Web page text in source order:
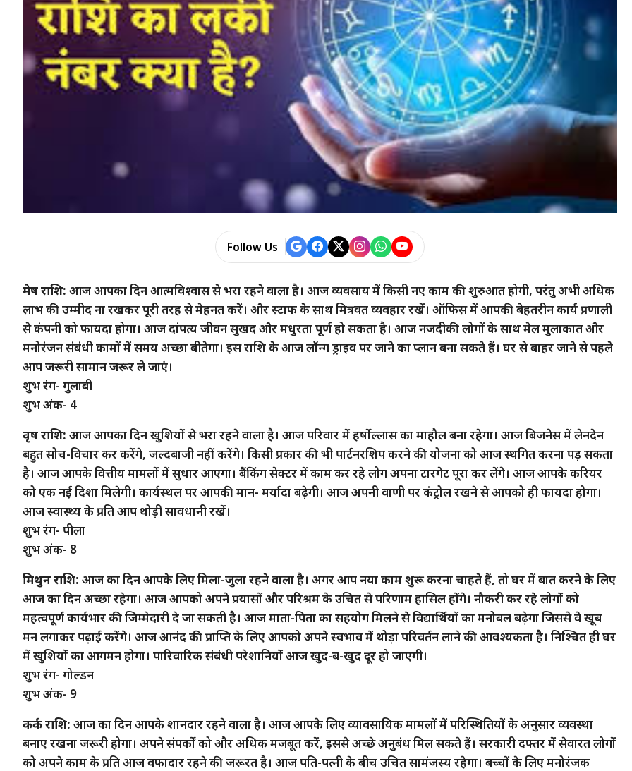
Follow Us
मेष राशि: आज आपका दिन आत्मविश्वास से भरा रहने वाला है। आज व्यवसाय में किसी नए काम की शुरुआत होगी, परंतु अभी अधिक
लाभ की उम्मीद ना रखकर पूरी तरह से मेहनत करें। और स्टाफ के साथ मित्रवत व्यवहार रखें। ऑफिस में आपकी बेहतरीन कार्य प्रणाली
से कंपनी को फायदा होगा। आज दांपत्य जीवन सुखद और मधुरता पूर्ण हो सकता है। आज नजदीकी लोगों के साथ मेल मुलाकात और
मनोरंजन संबंधी कामों में समय अच्छा बीतेगा। इस राशि के आज लॉन्ग ड्राइव पर जाने का प्लान बना सकते हैं। घर से बाहर जाने से पहले
आप जरूरी सामान जरूर ले जाएं।
शुभ रंग- गुलाबी
शुभ अंक- 4
वृष राशि: आज आपका दिन खुशियों से भरा रहने वाला है। आज परिवार में हर्षोल्लास का माहौल बना रहेगा। आज बिजनेस में लेनदेन
बहुत सोच-विचार कर करेंगे, जल्दबाजी नहीं करेंगे। किसी प्रकार की भी पार्टनरशिप करने की योजना को आज स्थगित करना पड़ सकता
है। आज आपके वित्तीय मामलों में सुधार आएगा। बैंकिंग सेक्टर में काम कर रहे लोग अपना टारगेट पूरा कर लेंगे। आज आपके करियर
को एक नई दिशा मिलेगी। कार्यस्थल पर आपकी मान- मर्यादा बढ़ेगी। आज अपनी वाणी पर कंट्रोल रखने से आपको ही फायदा होगा।
आज स्वास्थ्य के प्रति आप थोड़ी सावधानी रखें।
शुभ रंग- पीला
शुभ अंक- 8
मिथुन राशि: आज का दिन आपके लिए मिला-जुला रहने वाला है। अगर आप नया काम शुरू करना चाहते हैं, तो घर में बात करने के लिए
आज का दिन अच्छा रहेगा। आज आपको अपने प्रयासों और परिश्रम के उचित से परिणाम हासिल होंगे। नौकरी कर रहे लोगों को
महत्वपूर्ण कार्यभार की जिम्मेदारी दे जा सकती है। आज माता-पिता का सहयोग मिलने से विद्यार्थियों का मनोबल बढ़ेगा जिससे वे खूब
मन लगाकर पढ़ाई करेंगे। आज आनंद की प्राप्ति के लिए आपको अपने स्वभाव में थोड़ा परिवर्तन लाने की आवश्यकता है। निश्चित ही घर
में खुशियों का आगमन होगा। पारिवारिक संबंधी परेशानियों आज खुद-ब-खुद दूर हो जाएगी।
शुभ रंग- गोल्डन
शुभ अंक- 9
कर्क राशि: आज का दिन आपके शानदार रहने वाला है। आज आपके लिए व्यावसायिक मामलों में परिस्थितियों के अनुसार व्यवस्था
बनाए रखना जरूरी होगा। अपने संपर्कों को और अधिक मजबूत करें, इससे अच्छे अनुबंध मिल सकते हैं। सरकारी दफ्तर में सेवारत लोगों
को अपने काम के प्रति आज वफादार रहने की जरूरत है। आज पति-पत्नी के बीच उचित सामंजस्य रहेगा। बच्चों के लिए मनोरंजक